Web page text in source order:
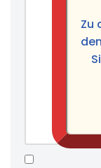
Zu